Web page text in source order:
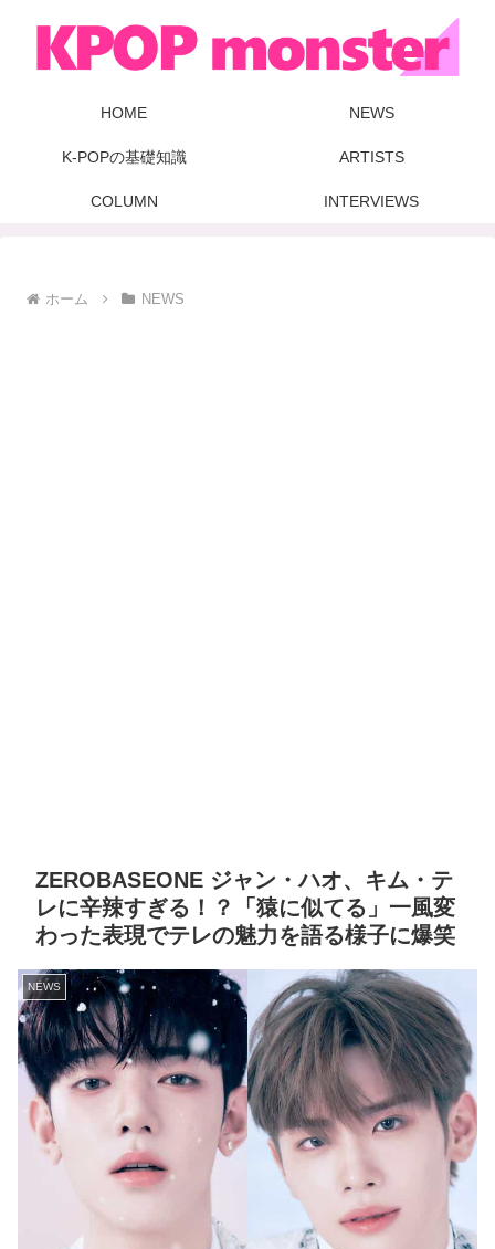
HOME NEWS
K-POPの基礎知識 ARTISTS
COLUMN INTERVIEWS
ホーム NEWS
ZEROBASEONE ジャン・ハオ、キム・テ
レに辛辣すぎる！？「猿に似てる」一風変
わった表現でテレの魅力を語る様子に爆笑
NEWS